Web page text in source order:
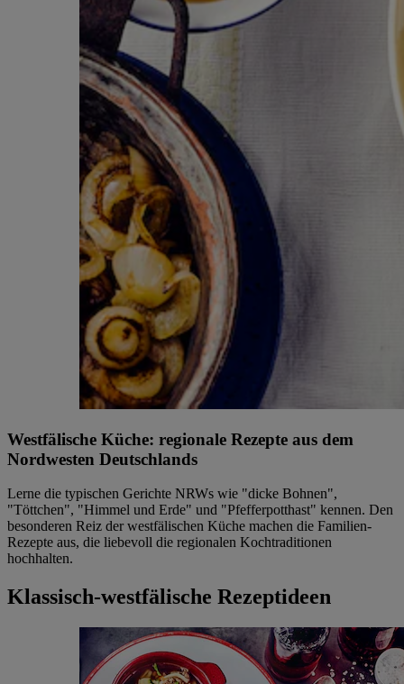
Westfälische Küche: regionale Rezepte aus dem
Nordwesten Deutschlands
Lerne die typischen Gerichte NRWs wie "dicke Bohnen",
"Töttchen", "Himmel und Erde" und "Pfefferpotthast" kennen. Den
besonderen Reiz der westfälischen Küche machen die Familien-
Rezepte aus, die liebevoll die regionalen Kochtraditionen
hochhalten.
Klassisch-westfälische Rezeptideen